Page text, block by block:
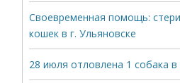
Своевременная помощь:
кошек в г. Ульяновске
28 июля отловлена 1 собака в